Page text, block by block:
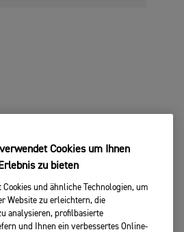
Cookies um Ihnen
zu bieten
und ähnliche Technologien, um
Website zu erleichtern, die
analysieren, profilbasierte
und Ihnen ein verbessertes Online-